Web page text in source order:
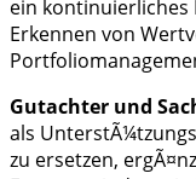
ein
Erkennen von
Gutachter und
als
zu ersetzen,